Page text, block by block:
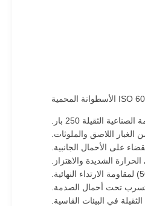
اللاصق والملوثات.
الشديدة والاهتزاز.
في البيئات القاسية.